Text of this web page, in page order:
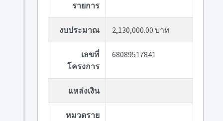
รายการ
งบประมาณ 2,130,000.00 บาท
เลขที่
โครงการ
68089517841
แหล่งเงิน
หมวดราย